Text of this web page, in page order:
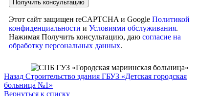
Этот сайт защищен reCAPTCHA и Google Политикой
конфиденциальности и Условиями обслуживания.
Нажимая Получить консультацию, даю согласие на
обработку персональных данных.
Назад Строительство здания ГБУЗ «Детская городская
больница №1»
Вернуться к списку